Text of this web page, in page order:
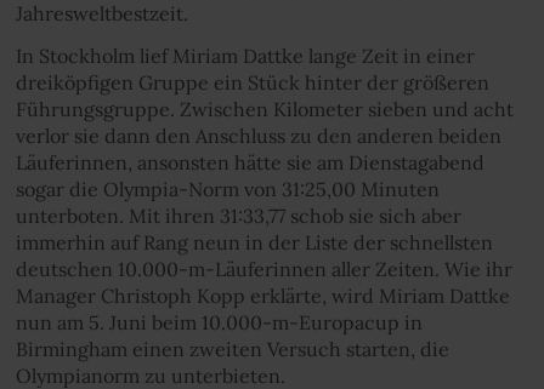
Jahresweltbestzeit.
In Stockholm lief Miriam Dattke lange Zeit in einer
dreiköpfigen Gruppe ein Stück hinter der größeren
Führungsgruppe. Zwischen Kilometer sieben und acht
verlor sie dann den Anschluss zu den anderen beiden
Läuferinnen, ansonsten hätte sie am Dienstagabend
sogar die Olympia-Norm von 31:25,00 Minuten
unterboten. Mit ihren 31:33,77 schob sie sich aber
immerhin auf Rang neun in der Liste der schnellsten
deutschen 10.000-m-Läuferinnen aller Zeiten. Wie ihr
Manager Christoph Kopp erklärte, wird Miriam Dattke
nun am 5. Juni beim 10.000-m-Europacup in
Birmingham einen zweiten Versuch starten, die
Olympianorm zu unterbieten.